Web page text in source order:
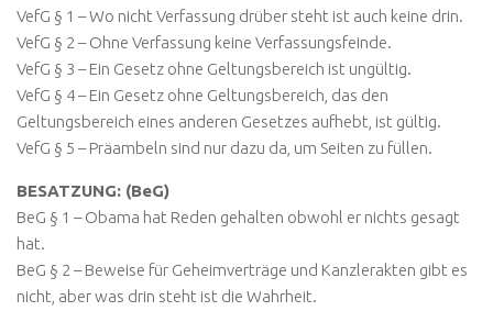
VefG § 1 – Wo nicht Verfassung drüber steht ist auch keine drin.
VefG § 2 – Ohne Verfassung keine Verfassungsfeinde.
VefG § 3 – Ein Gesetz ohne Geltungsbereich ist ungültig.
VefG § 4 – Ein Gesetz ohne Geltungsbereich, das den
Geltungsbereich eines anderen Gesetzes aufhebt, ist gültig.
VefG § 5 – Präambeln sind nur dazu da, um Seiten zu füllen.
BESATZUNG: (BeG)
BeG § 1 – Obama hat Reden gehalten obwohl er nichts gesagt
hat.
BeG § 2 – Beweise für Geheimverträge und Kanzlerakten gibt es
nicht, aber was drin steht ist die Wahrheit.